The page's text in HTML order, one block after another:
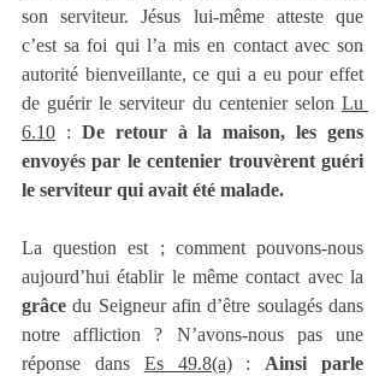
son serviteur. Jésus lui-même atteste que
c’est sa foi qui l’a mis en contact avec son
autorité bienveillante, ce qui a eu pour effet
de guérir le serviteur du centenier selon Lu
6.10 : De retour à la maison, les gens
envoyés par le centenier trouvèrent guéri
le serviteur qui avait été malade.
La question est ; comment pouvons-nous
grâce du Seigneur afin d’être soulagés dans
notre affliction ? N’avons-nous pas une
réponse dans Es 49.8(a) : Ainsi parle